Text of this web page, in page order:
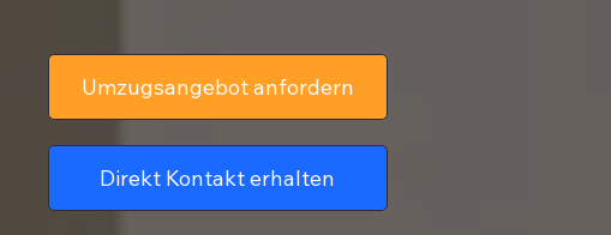
Umzugsangebot anfordern
Direkt Kontakt erhalten